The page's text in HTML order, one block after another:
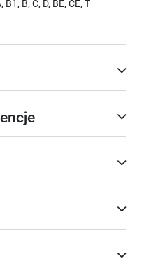
B1, B, C, D, BE, CE, T